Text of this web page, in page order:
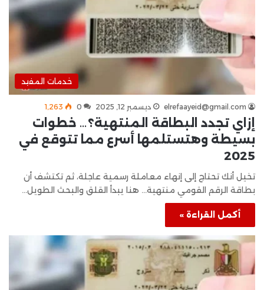
خدمات المفيد
elrefaayeid@gmail.com ديسمبر 12, 2025 0 1٬263
إزاي تجدد البطاقة المنتهية؟… خطوات
بسيطة وهتستلمها أسرع مما تتوقع في
2025
تخيل أنك تحتاج إلى إنهاء معاملة رسمية عاجلة، ثم تكتشف أن
بطاقة الرقم القومي منتهية… هنا يبدأ القلق والبحث الطويل…
أكمل القراءة »